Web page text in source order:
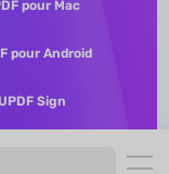
pour Mac
pour Android
Sign